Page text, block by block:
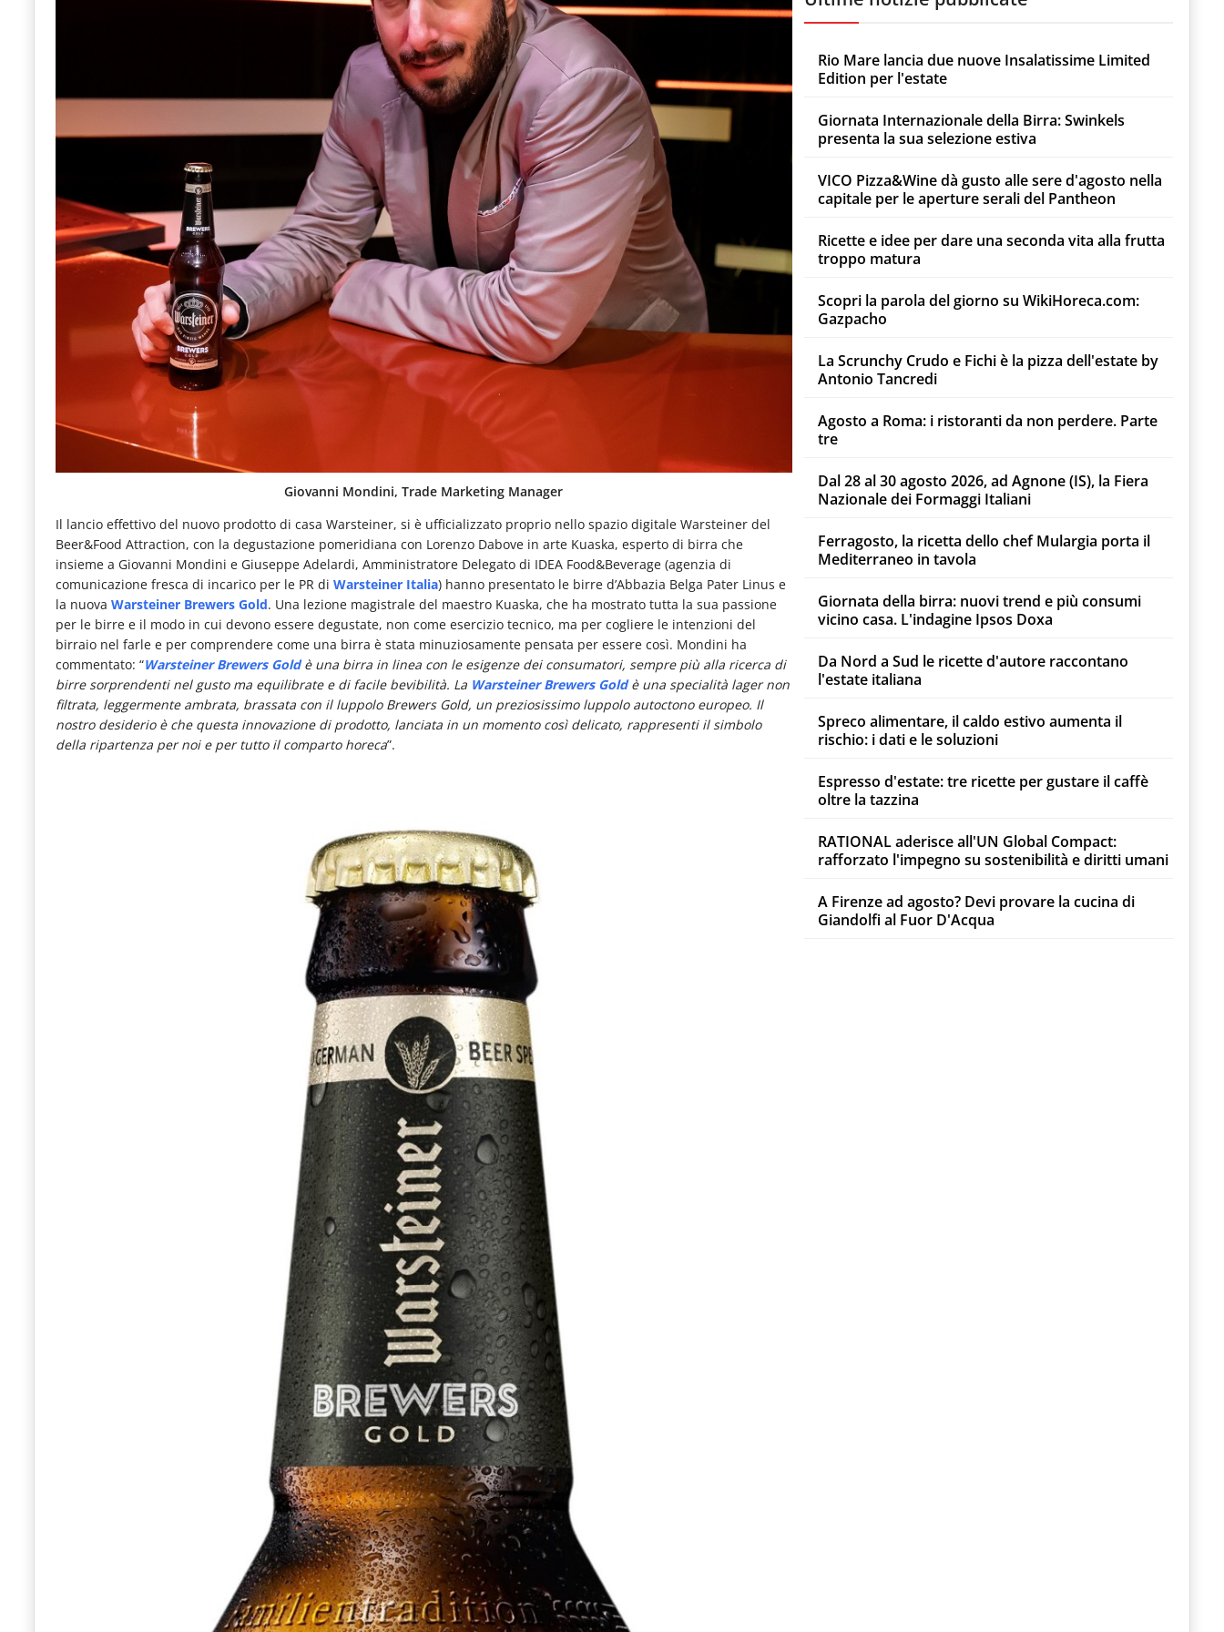
Giovanni Mondini, Trade Marketing Manager
Il lancio effettivo del nuovo prodotto di casa Warsteiner, si è ufficializzato proprio nello spazio digitale Warsteiner del
Beer&Food Attraction, con la degustazione pomeridiana con Lorenzo Dabove in arte Kuaska, esperto di birra che
insieme a Giovanni Mondini e Giuseppe Adelardi, Amministratore Delegato di IDEA Food&Beverage (agenzia di
comunicazione fresca di incarico per le PR di Warsteiner Italia) hanno presentato le birre d’Abbazia Belga Pater Linus e
la nuova Warsteiner Brewers Gold. Una lezione magistrale del maestro Kuaska, che ha mostrato tutta la sua passione
per le birre e il modo in cui devono essere degustate, non come esercizio tecnico, ma per cogliere le intenzioni del
birraio nel farle e per comprendere come una birra è stata minuziosamente pensata per essere così. Mondini ha
commentato: “Warsteiner Brewers Goldè una birra in linea con le esigenze dei consumatori, sempre più alla ricerca di
birre sorprendenti nel gusto ma equilibrate e di facile bevibilità. La Warsteiner Brewers Gold è una specialità lager non
filtrata, leggermente ambrata, brassata con il luppolo Brewers Gold, un preziosissimo luppolo autoctono europeo. Il
nostro desiderio è che questa innovazione di prodotto, lanciata in un momento così delicato, rappresenti il simbolo
della ripartenza per noi e per tutto il comparto horeca”.
Rio Mare lancia due nuove Insalatissime Limited
Edition per l'estate
Giornata Internazionale della Birra: Swinkels
presenta la sua selezione estiva
VICO Pizza&Wine dà gusto alle sere d'agosto nella
capitale per le aperture serali del Pantheon
Ricette e idee per dare una seconda vita alla frutta
troppo matura
Scopri la parola del giorno su WikiHoreca.com:
Gazpacho
La Scrunchy Crudo e Fichi è la pizza dell'estate by
Antonio Tancredi
Agosto a Roma: i ristoranti da non perdere. Parte
tre
Dal 28 al 30 agosto 2026, ad Agnone (IS), la Fiera
Nazionale dei Formaggi Italiani
Ferragosto, la ricetta dello chef Mulargia porta il
Mediterraneo in tavola
Giornata della birra: nuovi trend e più consumi
vicino casa. L'indagine Ipsos Doxa
Da Nord a Sud le ricette d'autore raccontano
l'estate italiana
Spreco alimentare, il caldo estivo aumenta il
rischio: i dati e le soluzioni
Espresso d'estate: tre ricette per gustare il caffè
oltre la tazzina
RATIONAL aderisce all'UN Global Compact:
rafforzato l'impegno su sostenibilità e diritti umani
A Firenze ad agosto? Devi provare la cucina di
Giandolfi al Fuor D'Acqua